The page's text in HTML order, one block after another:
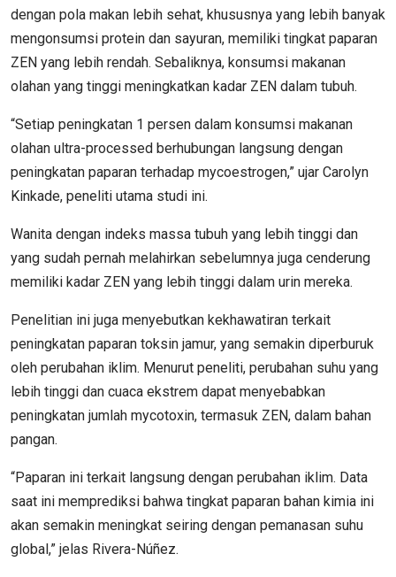
dengan pola makan lebih sehat, khususnya yang lebih banyak
mengonsumsi protein dan sayuran, memiliki tingkat paparan
ZEN yang lebih rendah. Sebaliknya, konsumsi makanan
olahan yang tinggi meningkatkan kadar ZEN dalam tubuh.
“Setiap peningkatan 1 persen dalam konsumsi makanan
olahan ultra-processed berhubungan langsung dengan
peningkatan paparan terhadap mycoestrogen,” ujar Carolyn
Kinkade, peneliti utama studi ini.
Wanita dengan indeks massa tubuh yang lebih tinggi dan
yang sudah pernah melahirkan sebelumnya juga cenderung
memiliki kadar ZEN yang lebih tinggi dalam urin mereka.
Penelitian ini juga menyebutkan kekhawatiran terkait
peningkatan paparan toksin jamur, yang semakin diperburuk
oleh perubahan iklim. Menurut peneliti, perubahan suhu yang
lebih tinggi dan cuaca ekstrem dapat menyebabkan
peningkatan jumlah mycotoxin, termasuk ZEN, dalam bahan
pangan.
“Paparan ini terkait langsung dengan perubahan iklim. Data
saat ini memprediksi bahwa tingkat paparan bahan kimia ini
akan semakin meningkat seiring dengan pemanasan suhu
global,” jelas Rivera-Núñez.